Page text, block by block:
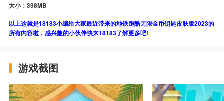
大小：398MB
以上这就是18183小编给大家最近带来的地铁跑酷无限金币钥匙皮肤版2023的
所有内容啦，感兴趣的小伙伴快来18183了解更多吧!
游戏截图